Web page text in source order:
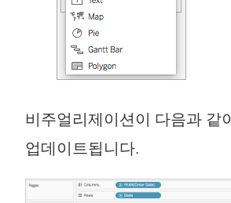
비주얼리제이션이 다음과 같이
업데이트됩니다.